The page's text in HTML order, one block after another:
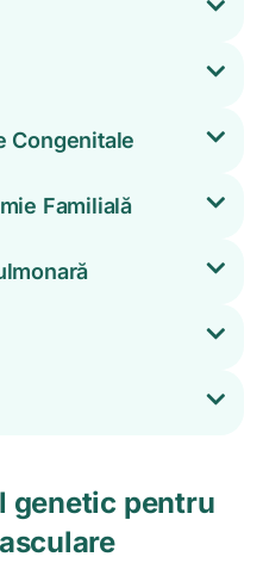
Congenitale
Familială
genetic pentru